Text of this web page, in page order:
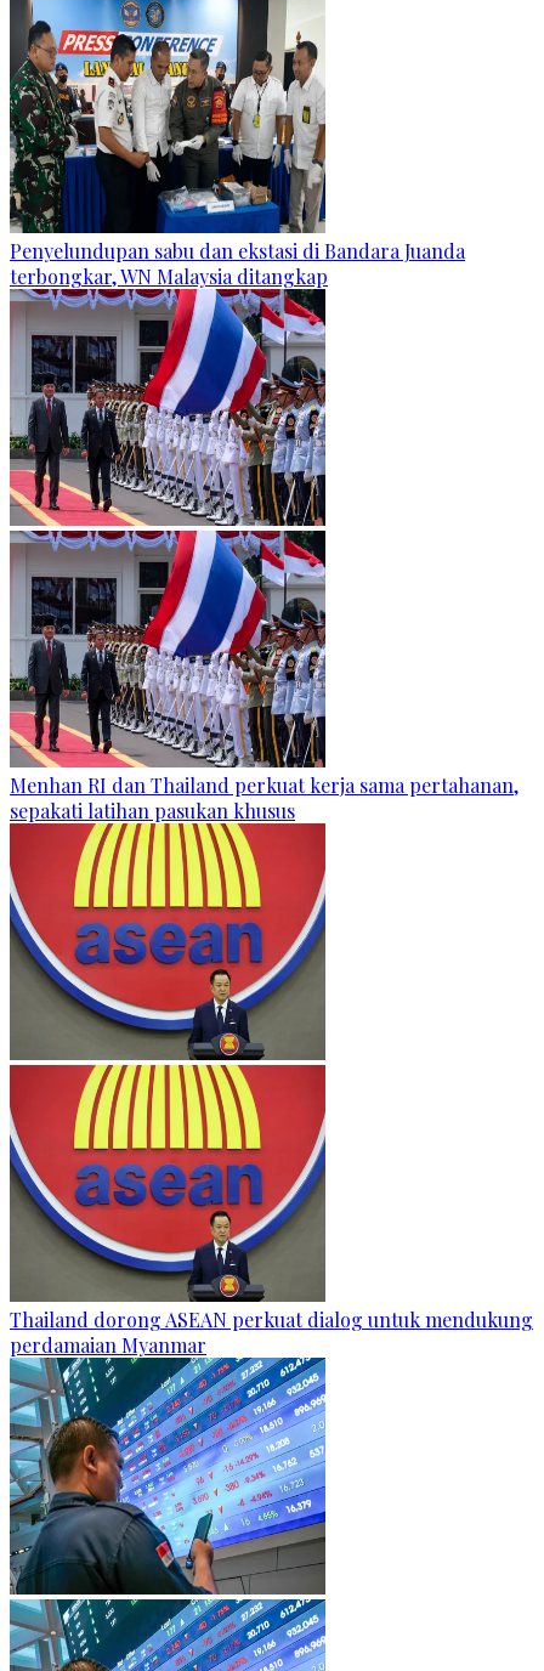
Penyelundupan sabu dan ekstasi di Bandara Juanda
terbongkar, WN Malaysia ditangkap
Menhan RI dan Thailand perkuat kerja sama pertahanan,
sepakati latihan pasukan khusus
Thailand dorong ASEAN perkuat dialog untuk mendukung
perdamaian Myanmar